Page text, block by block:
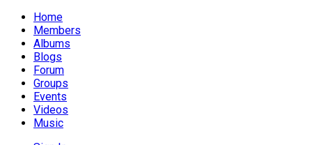
Home
Members
Albums
Blogs
Forum
Groups
Events
Videos
Music